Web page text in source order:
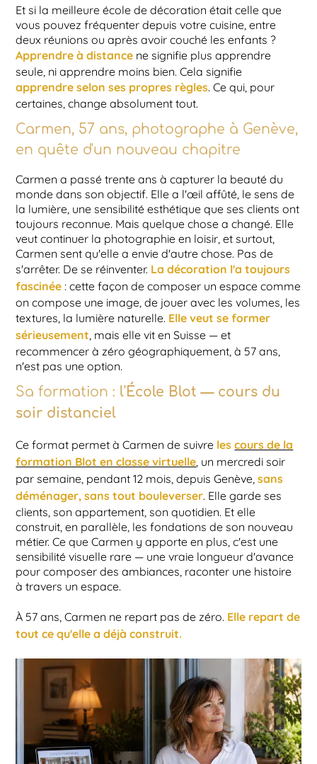
Et si la meilleure école de décoration était celle que
vous pouvez fréquenter depuis votre cuisine, entre
deux réunions ou après avoir couché les enfants ?
Apprendre à distance ne signifie plus apprendre
seule, ni apprendre moins bien. Cela signifie
apprendre selon ses propres règles . Ce qui, pour
certaines, change absolument tout.
Carmen, 57 ans, photographe à Genève,
en quête d'un nouveau chapitre
Carmen a passé trente ans à capturer la beauté du
monde dans son objectif. Elle a l'œil affûté, le sens de
la lumière, une sensibilité esthétique que ses clients ont
toujours reconnue. Mais quelque chose a changé. Elle
veut continuer la photographie en loisir, et surtout,
Carmen sent qu'elle a envie d'autre chose. Pas de
s'arrêter. De se réinventer. La décoration l'a toujours
fascinée : cette façon de composer un espace comme
on compose une image, de jouer avec les volumes, les
textures, la lumière naturelle. Elle veut se former
sérieusement , mais elle vit en Suisse — et
recommencer à zéro géographiquement, à 57 ans,
n'est pas une option.
Sa formation : l'École Blot — cours du
soir distanciel
Ce format permet à Carmen de suivre lescours de la
formation Blot en classe virtuelle , un mercredi soir
par semaine, pendant 12 mois, depuis Genève,sans
déménager, sans tout bouleverser . Elle garde ses
clients, son appartement, son quotidien. Et elle
construit, en parallèle, les fondations de son nouveau
métier. Ce que Carmen y apporte en plus, c'est une
sensibilité visuelle rare — une vraie longueur d'avance
pour composer des ambiances, raconter une histoire
à travers un espace.
À 57 ans, Carmen ne repart pas de zéro. Elle repart de
tout ce qu'elle a déjà construit.